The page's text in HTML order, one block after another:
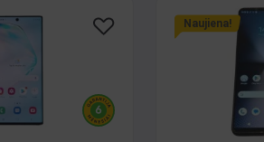
Naujiena!